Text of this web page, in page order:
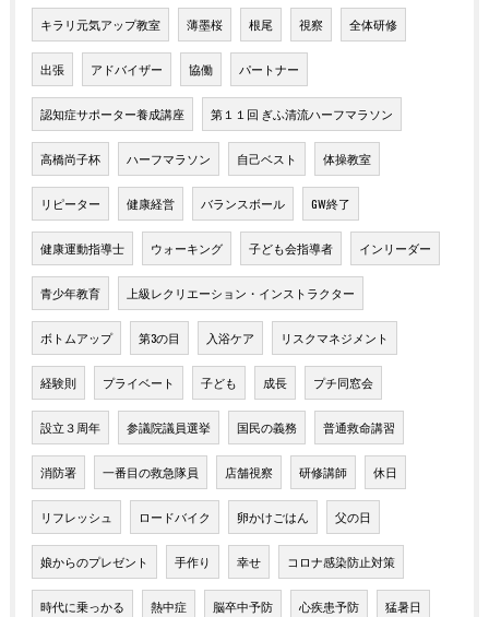
キラリ元気アップ教室 薄墨桜 根尾 視察 全体研修
出張 アドバイザー 協働 パートナー
認知症サポーター養成講座 第１１回 ぎふ清流ハーフマラソン
高橋尚子杯 ハーフマラソン 自己ベスト 体操教室
リピーター 健康経営 バランスボール GW終了
健康運動指導士 ウォーキング 子ども会指導者 インリーダー
青少年教育 上級レクリエーション・インストラクター
ボトムアップ 第3の目 入浴ケア リスクマネジメント
経験則 プライベート 子ども 成長 プチ同窓会
設立３周年 参議院議員選挙 国民の義務 普通救命講習
消防署 一番目の救急隊員 店舗視察 研修講師 休日
リフレッシュ ロードバイク 卵かけごはん 父の日
娘からのプレゼント 手作り 幸せ コロナ感染防止対策
時代に乗っかる 熱中症 脳卒中予防 心疾患予防 猛暑日